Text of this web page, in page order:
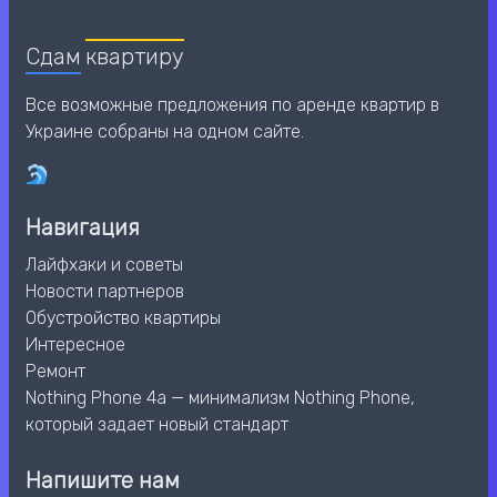
Сдам квартиру
Все возможные предложения по аренде квартир в
Украине собраны на одном сайте.
Навигация
Лайфхаки и советы
Новости партнеров
Обустройство квартиры
Интересное
Ремонт
Nothing Phone 4a — минимализм Nothing Phone,
который задает новый стандарт
Напишите нам